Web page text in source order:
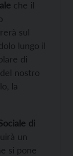
che il
sul
lungo il
di
del nostro
la
di
un
si pone